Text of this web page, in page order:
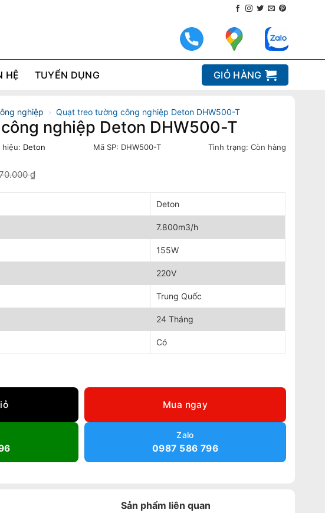
HỆ TUYỂN DỤNG GIỎ HÀNG
nghiệp › Quạt treo tường công nghiệp Deton DHW500-T
nghiệp Deton DHW500-T
hiệu: Deton Mã SP: DHW500-T Tình trạng:Còn hàng
₫
Deton
7.800m3/h
155W
220V
Trung Quốc
24 Tháng
Có
DHW500-T số lượng
Mua ngay
Zalo
0987 586 796
Sản phẩm liên quan